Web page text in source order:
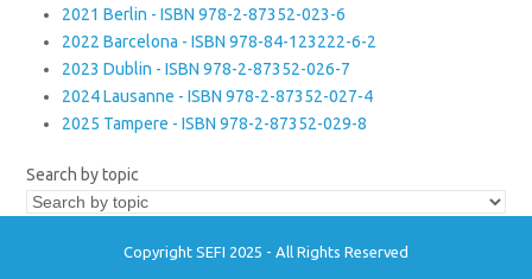
2021 Berlin - ISBN 978-2-87352-023-6
2022 Barcelona - ISBN 978-84-123222-6-2
2023 Dublin - ISBN 978-2-87352-026-7
2024 Lausanne - ISBN 978-2-87352-027-4
2025 Tampere - ISBN 978-2-87352-029-8
Search by topic
Copyright SEFI 2025 - All Rights Reserved